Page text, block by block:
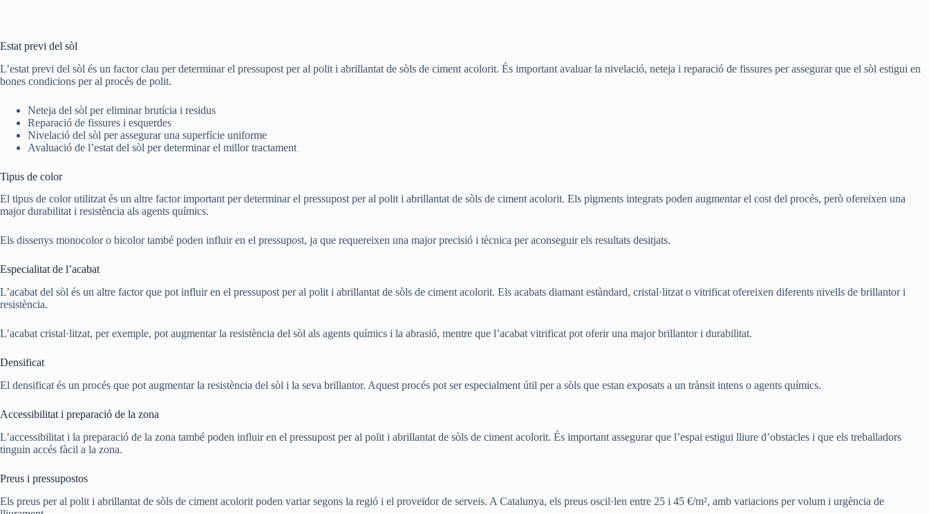
Estat previ del sòl
L’estat previ del sòl és un factor clau per determinar el pressupost per al polit i abrillantat de sòls de ciment acolorit. És important avaluar la nivelació, neteja i reparació de fissures per assegurar que el sòl estigui en
bones condicions per al procés de polit.
Neteja del sòl per eliminar brutícia i residus
Reparació de fissures i esquerdes
Nivelació del sòl per assegurar una superfície uniforme
Avaluació de l’estat del sòl per determinar el millor tractament
Tipus de color
El tipus de color utilitzat és un altre factor important per determinar el pressupost per al polit i abrillantat de sòls de ciment acolorit. Els pigments integrats poden augmentar el cost del procés, però ofereixen una
major durabilitat i resistència als agents químics.
Els dissenys monocolor o bicolor també poden influir en el pressupost, ja que requereixen una major precisió i tècnica per aconseguir els resultats desitjats.
Especialitat de l’acabat
L’acabat del sòl és un altre factor que pot influir en el pressupost per al polit i abrillantat de sòls de ciment acolorit. Els acabats diamant estàndard, cristal·litzat o vitrificat ofereixen diferents nivells de brillantor i
resistència.
L’acabat cristal·litzat, per exemple, pot augmentar la resistència del sòl als agents químics i la abrasió, mentre que l’acabat vitrificat pot oferir una major brillantor i durabilitat.
Densificat
El densificat és un procés que pot augmentar la resistència del sòl i la seva brillantor. Aquest procés pot ser especialment útil per a sòls que estan exposats a un trànsit intens o agents químics.
Accessibilitat i preparació de la zona
L’accessibilitat i la preparació de la zona també poden influir en el pressupost per al polit i abrillantat de sòls de ciment acolorit. És important assegurar que l’espai estigui lliure d’obstacles i que els treballadors
tinguin accés fàcil a la zona.
Preus i pressupostos
Els preus per al polit i abrillantat de sòls de ciment acolorit poden variar segons la regió i el proveïdor de serveis. A Catalunya, els preus oscil·len entre 25 i 45 €/m², amb variacions per volum i urgència de